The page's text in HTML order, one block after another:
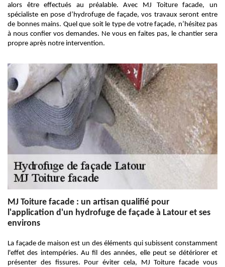
alors être effectués au préalable. Avec MJ Toiture facade, un
spécialiste en pose d’hydrofuge de façade, vos travaux seront entre
de bonnes mains. Quel que soit le type de votre façade, n’hésitez pas
à nous confier vos demandes. Ne vous en faites pas, le chantier sera
propre après notre intervention.
MJ Toiture facade : un artisan qualifié pour
l'application d'un hydrofuge de façade à Latour et ses
environs
La façade de maison est un des éléments qui subissent constamment
l'effet des intempéries. Au fil des années, elle peut se détériorer et
présenter des fissures. Pour éviter cela, MJ Toiture facade vous